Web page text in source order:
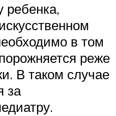
ребенка,
в том
реже
В таком случае
за